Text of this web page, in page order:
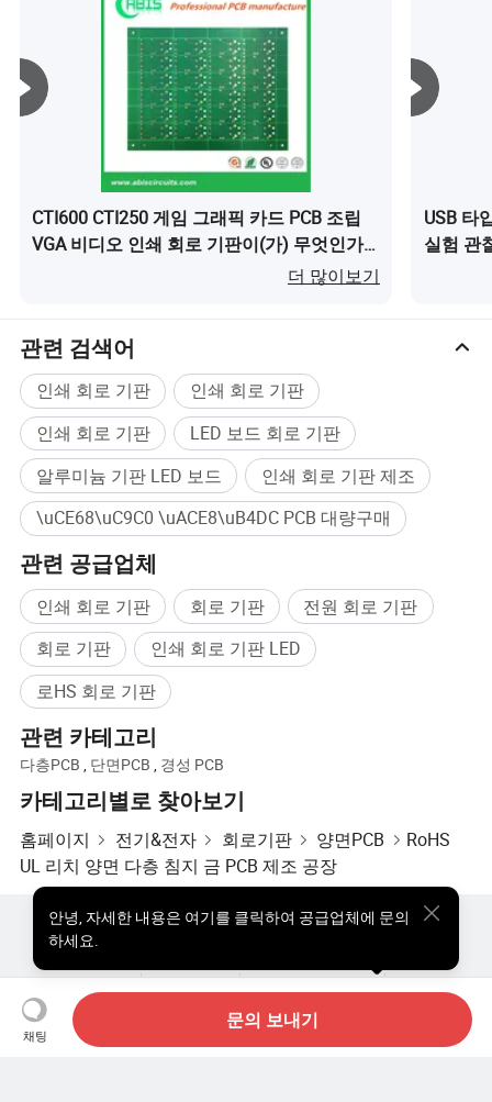
CTI600 CTI250 게임 그래픽 카드 PCB 조립
VGA 비디오 인쇄 회로 기판이(가) 무엇인가
더 많이보기
USB 타
실험 관
관련 검색어
인쇄 회로 기판
인쇄 회로 기판
인쇄 회로 기판
LED 보드 회로 기판
알루미늄 기판 LED 보드
인쇄 회로 기판 제조
\uCE68\uC9C0 \uACE8\uB4DC PCB 대량구매
관련 공급업체
인쇄 회로 기판 회로 기판
전원 회로 기판
회로 기판
인쇄 회로 기판 LED
로HS 회로 기판
관련 카테고리
다층PCB , 단면PCB , 경성 PCB
카테고리별로 찾아보기
홈페이지 전기&전자 회로기판 양면PCB
RoHS
UL 리치 양면 다층 침지 금 PCB 제조 공장
채팅
문의 보내기
안녕, 자세한 내용은 여기를 클릭하여 공급업체에 문의
하세요.
핫한 제품 핫 제품 가격 도매 핫 제품
스타 바이어
우리에 대하여
사용자 약관 개인정보 보호정책
연락하다
Copyright © 2026 Focus Technology Co., Ltd. All Rights Reserved